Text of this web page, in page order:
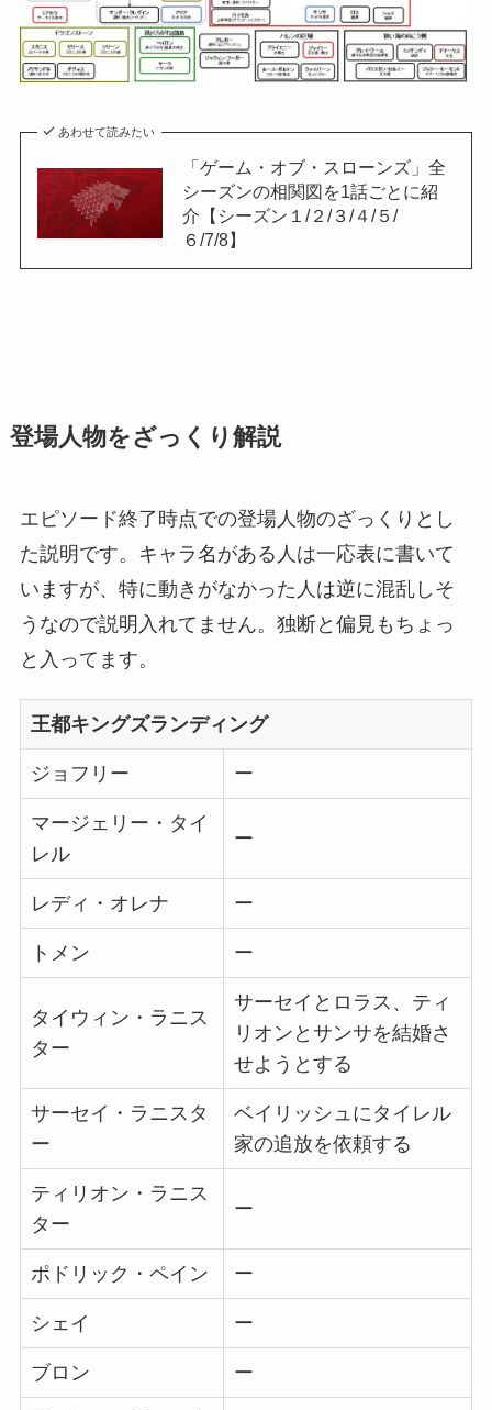
あわせて読みたい
「ゲーム・オブ・スローンズ」全
シーズンの相関図を1話ごとに紹
介【シーズン１/２/３/４/５/
６/7/8】
登場人物をざっくり解説
エピソード終了時点での登場人物のざっくりとし
た説明です。キャラ名がある人は一応表に書いて
いますが、特に動きがなかった人は逆に混乱しそ
うなので説明入れてません。独断と偏見もちょっ
と入ってます。
王都キングズランディング
ジョフリー ー
マージェリー・タイ
レル
ー
レディ・オレナ ー
トメン ー
タイウィン・ラニス
ター
サーセイとロラス、ティ
リオンとサンサを結婚さ
せようとする
サーセイ・ラニスタ
ー
ベイリッシュにタイレル
家の追放を依頼する
ティリオン・ラニス
ター
ー
ポドリック・ペイン ー
シェイ ー
ブロン ー